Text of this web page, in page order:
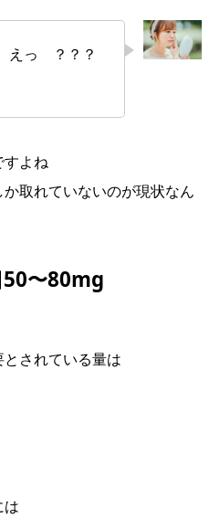
えっ ？？？
すよね
取れていないのが現状なん
50〜80mg
されている量は
は